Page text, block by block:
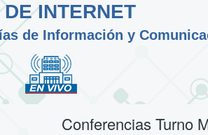
DE INTERNET
de Información y
Conferencias Turno